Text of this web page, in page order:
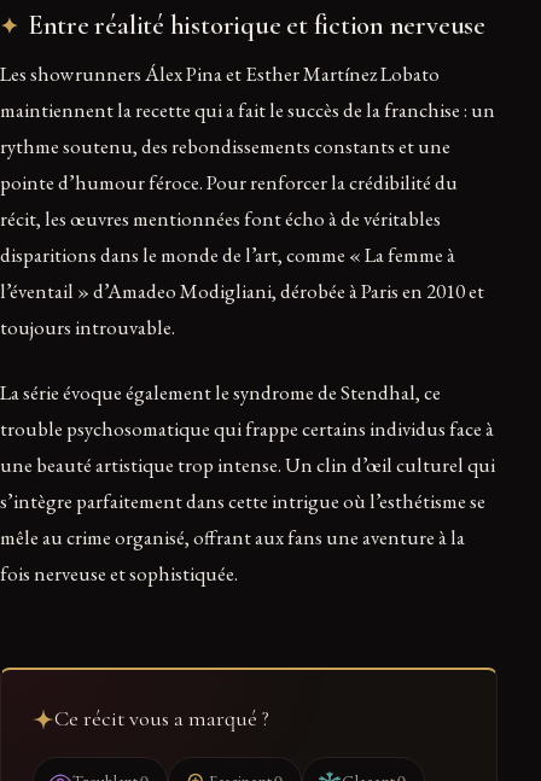
Entre réalité historique et fiction nerveuse
Les showrunners Álex Pina et Esther Martínez Lobato
maintiennent la recette qui a fait le succès de la franchise : un
rythme soutenu, des rebondissements constants et une
pointe d’humour féroce. Pour renforcer la crédibilité du
récit, les œuvres mentionnées font écho à de véritables
disparitions dans le monde de l’art, comme « La femme à
l’éventail » d’Amadeo Modigliani, dérobée à Paris en 2010 et
toujours introuvable.
La série évoque également le syndrome de Stendhal, ce
trouble psychosomatique qui frappe certains individus face à
une beauté artistique trop intense. Un clin d’œil culturel qui
s’intègre parfaitement dans cette intrigue où l’esthétisme se
mêle au crime organisé, offrant aux fans une aventure à la
fois nerveuse et sophistiquée.
Ce récit vous a marqué ?